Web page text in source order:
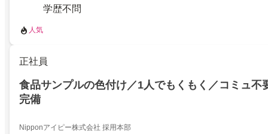
学歴不問
人気
正社員
食品サンプルの色付け／1人でもくもく／コミュ不
完備
Nipponアイピー株式会社 採用本部